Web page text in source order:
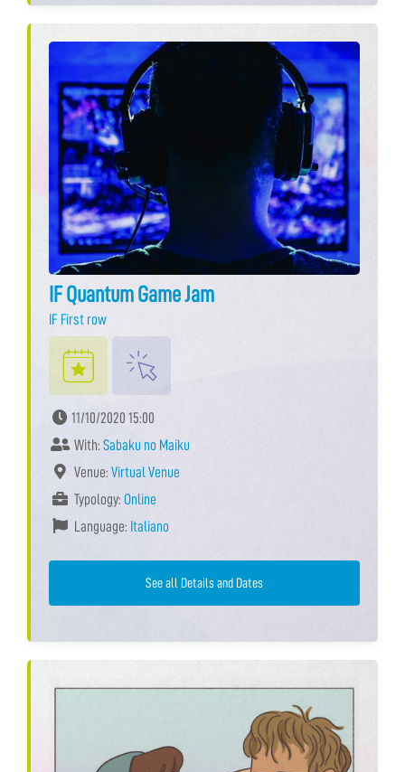
IF Quantum Game Jam
IF First row
11/10/2020 15:00
With: Sabaku no Maiku
Venue: Virtual Venue
Typology: Online
Language: Italiano
See all Details and Dates